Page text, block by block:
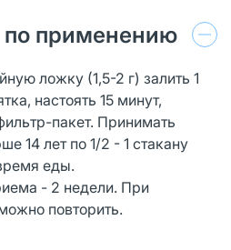
применению
ложку (1,5-2 г) залить 1
настоять 15 минут,
пакет. Принимать
14 лет по 1/2 - 1 стакану
еды.
- 2 недели. При
повторить.